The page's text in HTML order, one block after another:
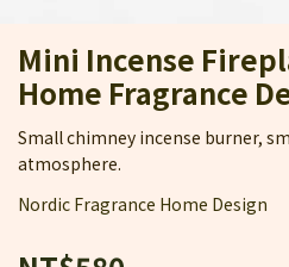
Mini Incense
Home Fragrance
Small chimney incense burner,
atmosphere.
Nordic Fragrance Home Design